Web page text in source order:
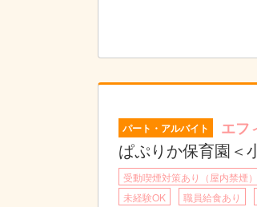
08:30 朝おやつ提供
11:00 各クラスに給食提
※ローテーションで休憩
12:30 翌日の準備／調理
14:00 午後おやつ調理
15:00 午後おやつ提供・
15:30 清掃
16:00 退勤
パート・アルバイト エフ
ぱぷりか保育園＜
受動喫煙対策あり（屋内禁煙）
未経験OK
職員給食あり